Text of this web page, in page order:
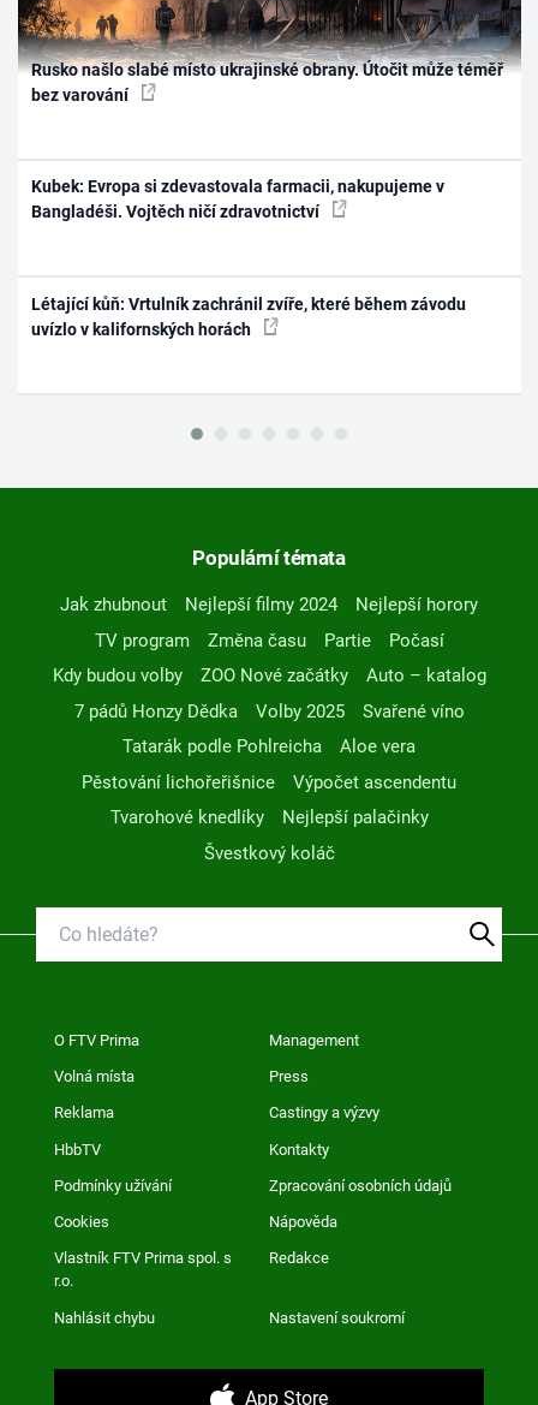
Rusko našlo slabé místo ukrajinské obrany. Útočit může téměř
bez varování
Kubek: Evropa si zdevastovala farmacii, nakupujeme v
Bangladéši. Vojtěch ničí zdravotnictví
Létající kůň: Vrtulník zachránil zvíře, které během závodu
uvízlo v kalifornských horách
Populární témata
Jak zhubnout Nejlepší filmy 2024
Nejlepší horory
TV program
Změna času Partie
Počasí
Kdy budou volby
ZOO Nové začátky
Auto – katalog
7 pádů Honzy Dědka
Volby 2025
Svařené víno
Tatarák podle Pohlreicha
Aloe vera
Pěstování lichořeřišnice
Výpočet ascendentu
Tvarohové knedlíky
Nejlepší palačinky
Švestkový koláč
O FTV Prima Management
Volná místa Press
Reklama Castingy a výzvy
HbbTV Kontakty
Podmínky užívání Zpracování osobních údajů
Cookies Nápověda
Vlastník FTV Prima spol. s
r.o.
Redakce
Nahlásit chybu Nastavení soukromí
App Store